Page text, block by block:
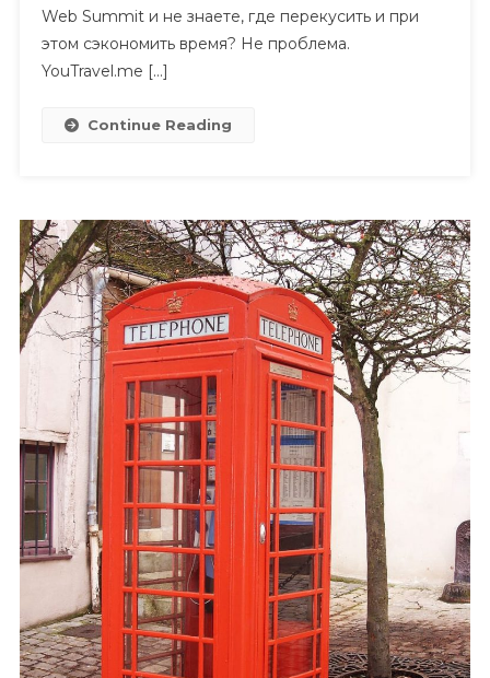
Web Summit и не знаете, где перекусить и при
этом сэкономить время? Не проблема.
YouTravel.me […]
Continue Reading